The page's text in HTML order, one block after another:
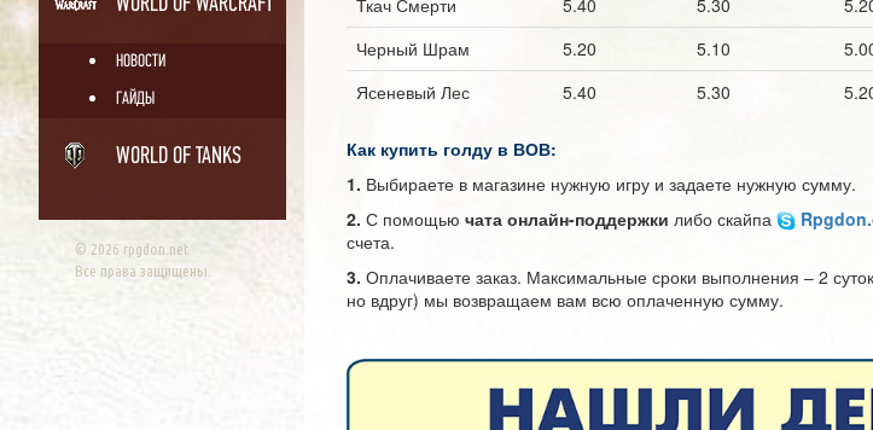
WORLD OF WARCRAFT
НОВОСТИ
ГАЙДЫ
WORLD OF TANKS
© 2026 rpgdon.net
Все права защищены.
Ткач Смерти
5.40 5.30
Черный Шрам
5.20 5.10
Ясеневый Лес
5.40 5.30
Как купить голду в ВОВ:
1. Выбираете в магазине нужную игру и задаете нужную сумму.
2. С помощью чата онлайн-поддержки либо скайпа
счета.
3. Оплачиваете заказ. Максимальные сроки выполнения – 2
но вдруг) мы возвращаем вам всю оплаченную сумму.